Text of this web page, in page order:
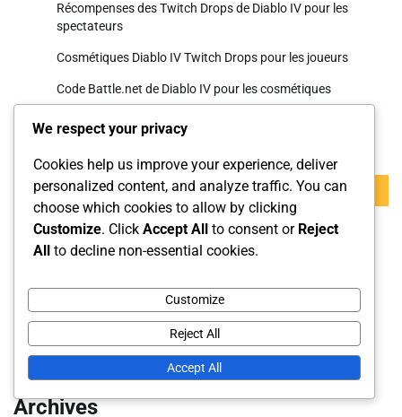
Récompenses des Twitch Drops de Diablo IV pour les
spectateurs
Cosmétiques Diablo IV Twitch Drops pour les joueurs
Code Battle.net de Diablo IV pour les cosmétiques
Recherche
Search
for:
Catégories
Cosmétiques Twitch Drops
Échange de code Battle.net
Récompenses du Pass de Saison
Archives
We respect your privacy
Cookies help us improve your experience, deliver
personalized content, and analyze traffic. You can
choose which cookies to allow by clicking
Customize. Click Accept All to consent or Reject
All to decline non-essential cookies.
Customize
Reject All
Accept All